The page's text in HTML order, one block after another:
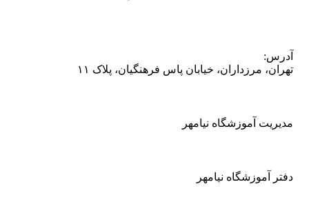
آدرس:
تهران، مرزداران، خیابان پاس فرهنگیان، پلاک ۱۱
مدیریت آموزشگاه نیامهر
دفتر آموزشگاه نیامهر